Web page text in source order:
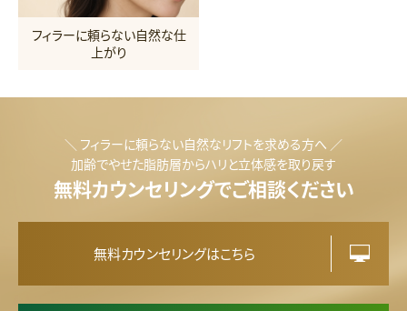
フィラーに頼らない自然な仕
上がり
＼ フィラーに頼らない自然なリフトを求める方へ ／
加齢でやせた脂肪層からハリと立体感を取り戻す
無料カウンセリングでご相談ください
無料カウンセリングはこちら